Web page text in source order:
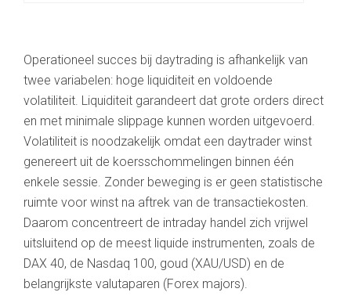
Operationeel succes bij daytrading is afhankelijk van
twee variabelen: hoge liquiditeit en voldoende
volatiliteit. Liquiditeit garandeert dat grote orders direct
en met minimale slippage kunnen worden uitgevoerd.
Volatiliteit is noodzakelijk omdat een daytrader winst
genereert uit de koersschommelingen binnen één
enkele sessie. Zonder beweging is er geen statistische
ruimte voor winst na aftrek van de transactiekosten.
Daarom concentreert de intraday handel zich vrijwel
uitsluitend op de meest liquide instrumenten, zoals de
DAX 40, de Nasdaq 100, goud (XAU/USD) en de
belangrijkste valutaparen (Forex majors).